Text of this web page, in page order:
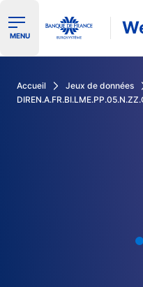
Ouvrir le menu de
MENU
Accueil Jeux de données